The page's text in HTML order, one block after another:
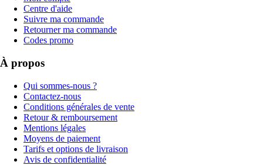
Centre d'aide
Suivre ma commande
Retourner ma commande
Codes promo
À propos
Qui sommes-nous ?
Contactez-nous
Conditions générales de vente
Retour & remboursement
Mentions légales
Moyens de paiement
Tarifs et options de livraison
Avis de confidentialité